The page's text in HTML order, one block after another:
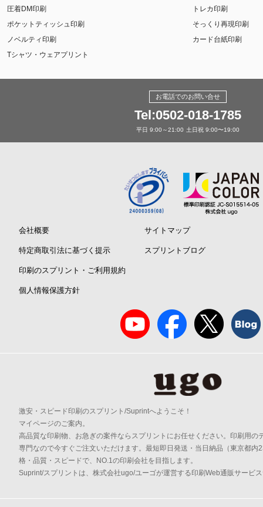
圧着DM印刷
ポケットティッシュ印刷
ノベルティ印刷
Tシャツ・ウェアプリント
トレカ印刷
そっくり再現印刷
カード台紙印刷
お電話でのお問い合せ
Tel:0502-018-1785
平日 9:00～21:00 土日祝 9:00〜19:00
会社概要
特定商取引法に基づく提示
印刷のスプリント・ご利用規約
個人情報保護方針
サイトマップ
スプリントブログ
激安・スピード印刷のスプリント/Suprintへようこそ！
マイページのご案内。
高品質な印刷物、お急ぎの案件ならスプリントにお任せください。印刷用の
専門なので今すぐご注文いただけます。最短即日発送・当日納品（東京都内
格・品質・スピードで、NO.1の印刷会社を目指します。
Suprint/スプリントは、株式会社ugo/ユーゴが運営する印刷Web通販サービ